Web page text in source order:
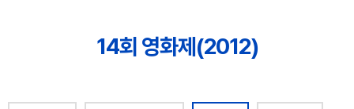
14회 영화제(2012)